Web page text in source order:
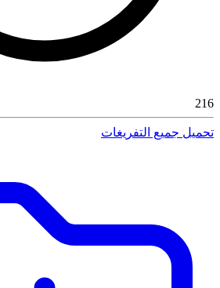
216
تحميل جميع التفريغات